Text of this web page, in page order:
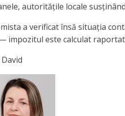
autoritățile locale
a verificat însă situația
impozitul este calculat